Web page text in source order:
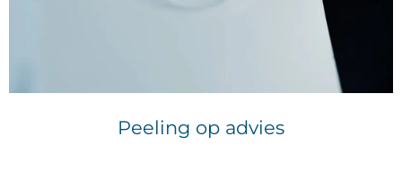
Peeling op advies